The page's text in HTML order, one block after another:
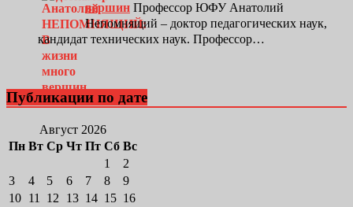
вершин Профессор ЮФУ Анатолий
Непомнящий – доктор педагогических наук,
кандидат технических наук. Профессор…
Публикации по дате
Август 2026
Пн Вт Ср Чт Пт Сб Вс
1
2
3
4 5 6 7 8
9
10 11 12 13 14 15 16